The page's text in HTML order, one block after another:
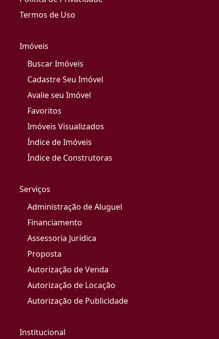
Termos de Uso
Imóveis
Buscar Imóveis
Cadastre Seu Imóvel
Avalie seu Imóvel
Favoritos
Imóveis Visualizados
Índice de Imóveis
Índice de Construtoras
Serviços
Administração de Aluguel
Financiamento
Assessoria Jurídica
Proposta
Autorização de Venda
Autorização de Locação
Autorização de Publicidade
Institucional